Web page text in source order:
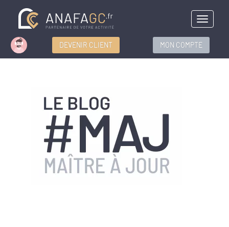
Menu
DEVENIR CLIENT MON COMPTE